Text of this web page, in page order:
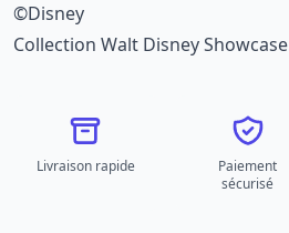
©Disney
Collection Walt Disney Showcase
Livraison rapide
Paiement
sécurisé